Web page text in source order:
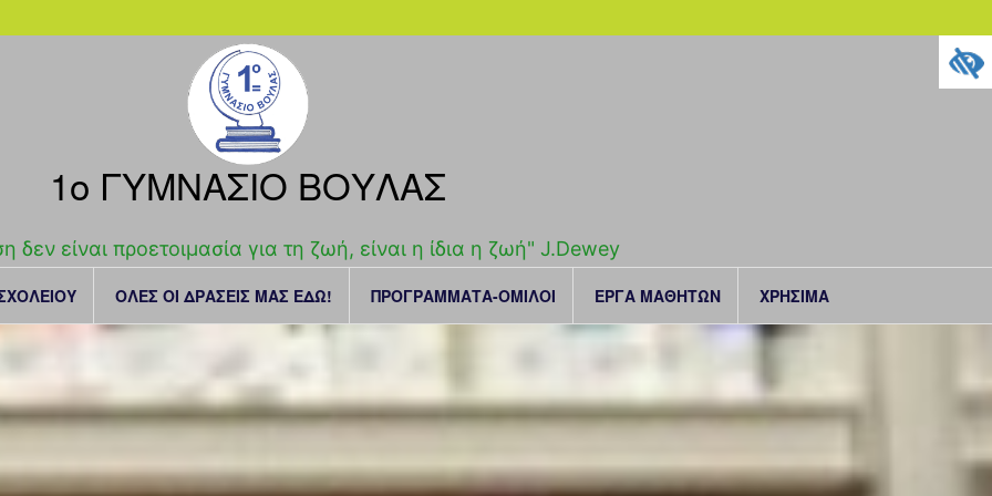
1o ΓΥΜΝΑΣΙΟ ΒΟΥΛΑΣ
δεν είναι προετοιμασία για τη ζωή, είναι η ίδια η ζωή" J.Dewey
ΟΛΕΣ ΟΙ ΔΡΑΣΕΙΣ ΜΑΣ ΕΔΩ! ΠΡΟΓΡΑΜΜΑΤΑ-ΟΜΙΛΟΙ ΕΡΓΑ ΜΑΘΗΤΩΝ ΧΡΗΣΙΜΑ